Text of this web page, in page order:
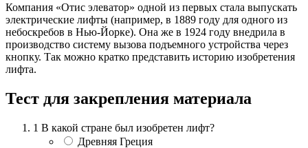
Компания «Отис элеватор» одной из первых стала выпускать
электрические лифты (например, в 1889 году для одного из
небоскребов в Нью-Йорке). Она же в 1924 году внедрила в
производство систему вызова подъемного устройства через
кнопку. Так можно кратко представить историю изобретения
лифта.
Тест для закрепления материала
1 В какой стране был изобретен лифт?
Древняя Греция